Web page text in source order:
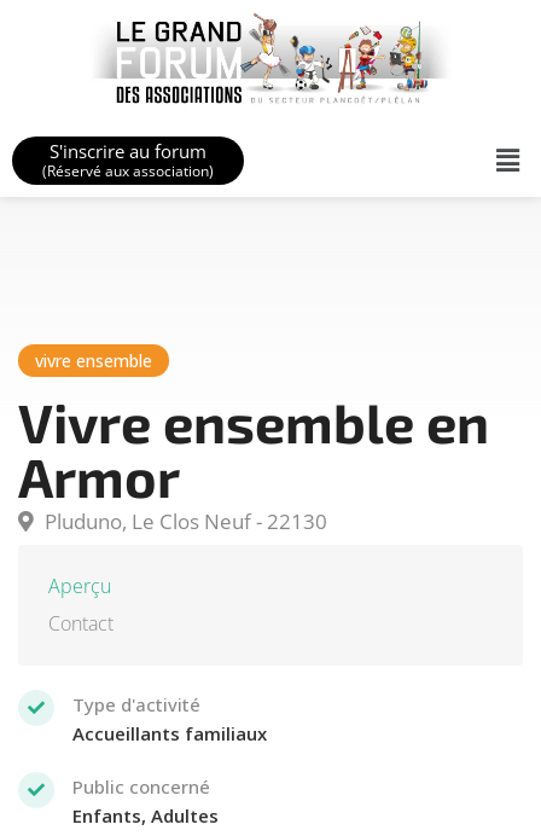
S'inscrire au forum
(Réservé aux association)
vivre ensemble
Vivre ensemble en
Armor
Pluduno, Le Clos Neuf - 22130
Aperçu
Contact
Type d'activité
Accueillants familiaux
Public concerné
Enfants, Adultes